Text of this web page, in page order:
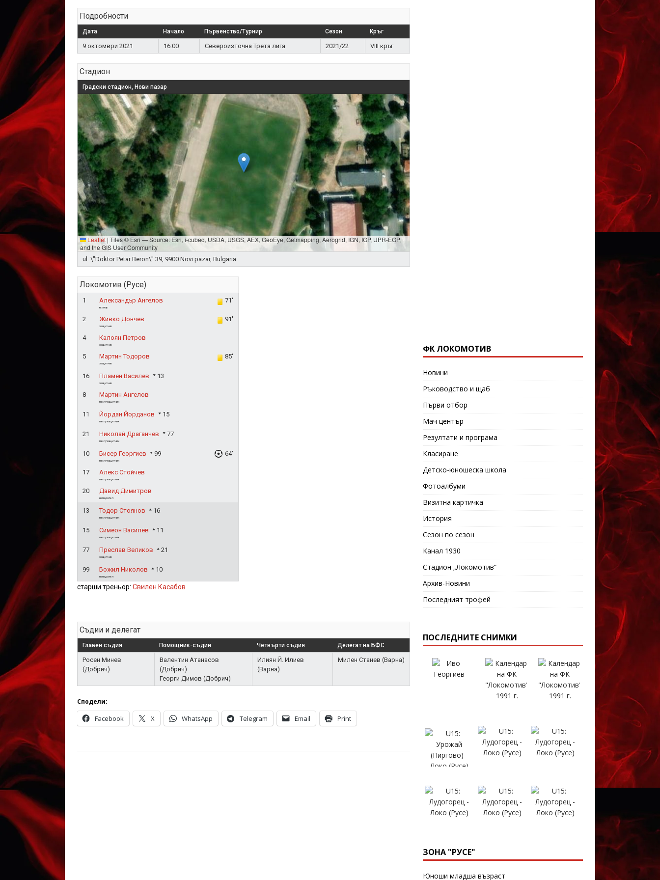
Подробности
Дата Начало Първенство/Турнир Сезон Кръг
9 октомври 2021 16:00 Североизточна Трета лига 2021/22 VIII кръг
Стадион
Градски стадион, Нови пазар
Leaflet | Tiles © Esri — Source: Esri, i-cubed, USDA, USGS, AEX, GeoEye, Getmapping, Aerogrid, IGN, IGP, UPR-EGP,
and the GIS User Community
ul. \"Doktor Petar Beron\" 39, 9900 Novi pazar, Bulgaria
Локомотив (Русе)
1 Александър Ангелов
вратар
71'
2 Живко Дончев
защитник
91'
4 Калоян Петров
защитник
5 Мартин Тодоров
защитник
85'
16 Пламен Василев 13
защитник
8 Мартин Ангелов
полузащитник
11 Йордан Йорданов 15
полузащитник
21 Николай Драганчев 77
полузащитник
10 Бисер Георгиев 99
полузащитник
64'
17 Алекс Стойчев
полузащитник
20 Давид Димитров
нападател
13 Тодор Стоянов 16
полузащитник
15 Симеон Василев 11
полузащитник
77 Преслав Великов 21
защитник
99 Божил Николов 10
нападател
старши треньор: Свилен Касабов
Съдии и делегат
Главен съдия Помощник-съдии Четвърти съдия Делегат на БФС
Росен Минев
(Добрич)
Валентин Атанасов
(Добрич)
Георги Димов (Добрич)
Илиян Й. Илиев
(Варна)
Милен Станев (Варна)
Сподели:
Facebook X WhatsApp Telegram Email Print
ФК ЛОКОМОТИВ
Новини
Ръководство и щаб
Първи отбор
Мач център
Резултати и програма
Класиране
Детско-юношеска школа
Фотоалбуми
Визитна картичка
История
Сезон по сезон
Канал 1930
Стадион „Локомотив“
Архив-Новини
Последният трофей
ПОСЛЕДНИТЕ СНИМКИ
ЗОНА "РУСЕ"
Юноши младша възраст